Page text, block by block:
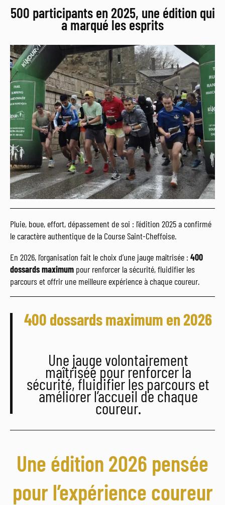
500 participants en 2025, une édition qui
a marqué les esprits
Pluie, boue, effort, dépassement de soi : l’édition 2025 a confirmé
le caractère authentique de la Course Saint-Cheffoise.
En 2026, l’organisation fait le choix d’une jauge maîtrisée : 400
dossards maximum pour renforcer la sécurité, fluidifier les
parcours et offrir une meilleure expérience à chaque coureur.
400 dossards maximum en 2026
Une jauge volontairement
maîtrisée pour renforcer la
sécurité, fluidifier les parcours et
améliorer l’accueil de chaque
coureur.
Une édition 2026 pensée
pour l’expérience coureur